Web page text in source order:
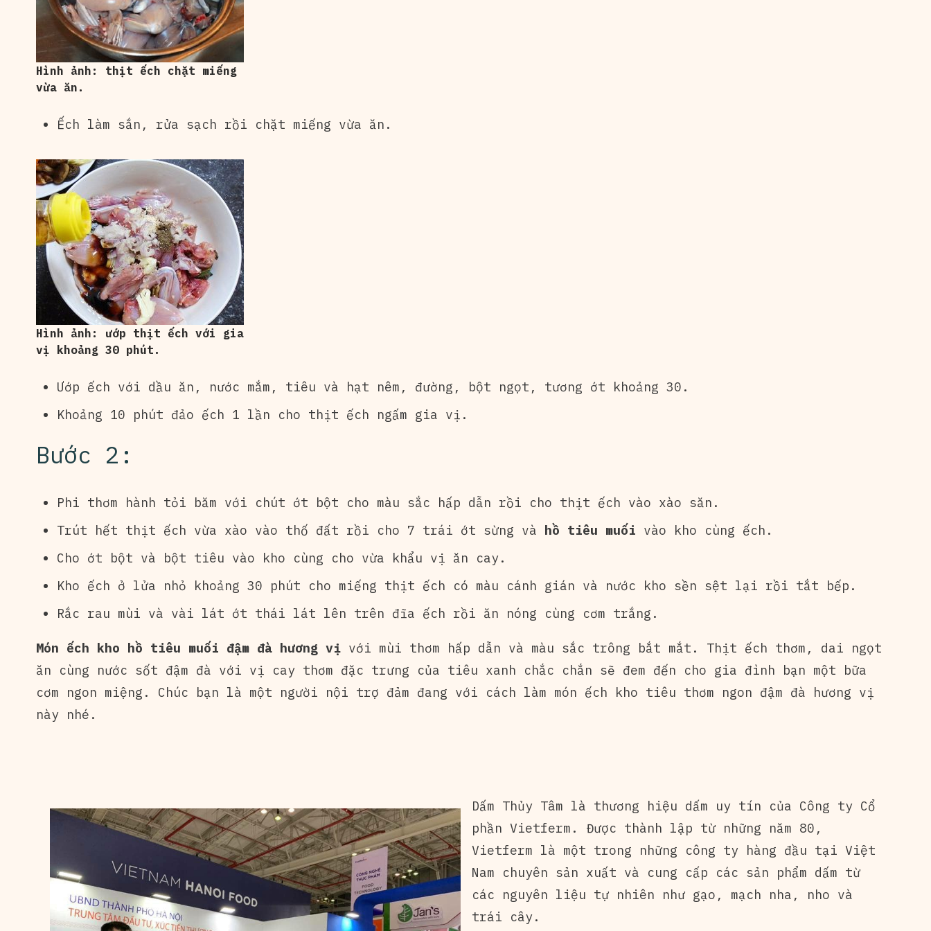
Hình ảnh: thịt ếch chặt miếng
vừa ăn.
Ếch làm sắn, rửa sạch rồi chặt miếng vừa ăn.
Hình ảnh: ướp thịt ếch với gia
vị khoảng 30 phút.
Ướp ếch với dầu ăn, nước mắm, tiêu và hạt nêm, đường, bột ngọt, tương ớt khoảng 30.
Khoảng 10 phút đảo ếch 1 lần cho thịt ếch ngấm gia vị.
Bước 2:
Phi thơm hành tỏi băm với chút ớt bột cho màu sắc hấp dẫn rồi cho thịt ếch vào xào săn.
Trút hết thịt ếch vừa xào vào thố đất rồi cho 7 trái ớt sừng và hồ tiêu muối vào kho cùng ếch.
Cho ớt bột và bột tiêu vào kho cùng cho vừa khẩu vị ăn cay.
Kho ếch ở lửa nhỏ khoảng 30 phút cho miếng thịt ếch có màu cánh gián và nước kho sền sệt lại rồi tắt bếp.
Rắc rau mùi và vài lát ớt thái lát lên trên đĩa ếch rồi ăn nóng cùng cơm trắng.
Món ếch kho hồ tiêu muối đậm đà hương vị với mùi thơm hấp dẫn và màu sắc trông bắt mắt. Thịt ếch thơm, dai ngọt
ăn cùng nước sốt đậm đà với vị cay thơm đặc trưng của tiêu xanh chắc chắn sẽ đem đến cho gia đình bạn một bữa
cơm ngon miệng. Chúc bạn là một người nội trợ đảm đang với cách làm món ếch kho tiêu thơm ngon đậm đà hương vị
này nhé.
Dấm Thủy Tâm là thương hiệu dấm uy tín của Công ty Cổ
phần Vietferm. Được thành lập từ những năm 80,
Vietferm là một trong những công ty hàng đầu tại Việt
Nam chuyên sản xuất và cung cấp các sản phẩm dấm từ
các nguyên liệu tự nhiên như gạo, mạch nha, nho và
trái cây.